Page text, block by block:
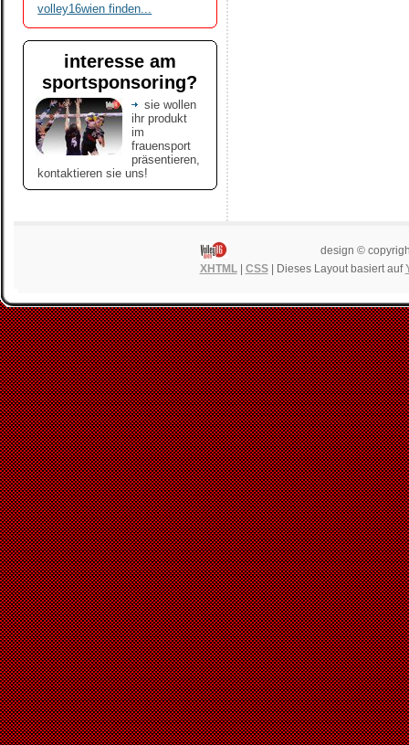
volley16wien finden...
interesse am
sportsponsoring?
sie wollen
ihr produkt
im
frauensport
präsentieren,
kontaktieren sie uns!
design ©
XHTML| CSS| Dieses Layout basiert auf